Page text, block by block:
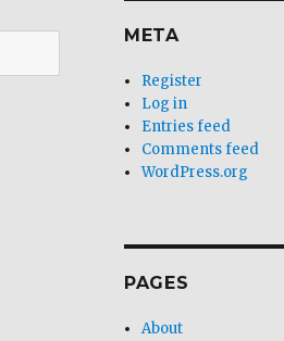
META
Register
Log in
Entries feed
Comments feed
WordPress.org
PAGES
About